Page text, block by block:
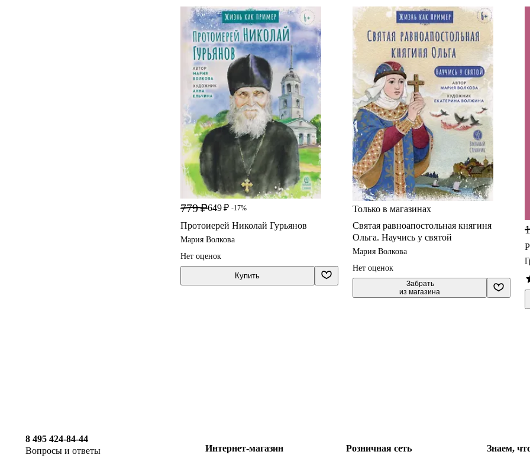
779 ₽649 ₽ -17%
Протоиерей Николай Гурьянов
Мария Волкова
Нет оценок
Купить
Только в магазинах
Святая равноапостольная княгиня
Ольга. Научись у святой
Мария Волкова
Нет оценок
Забрать
из магазина
8 495 424-84-44
Вопросы и ответы
Интернет-магазин Розничная сеть Знаем,